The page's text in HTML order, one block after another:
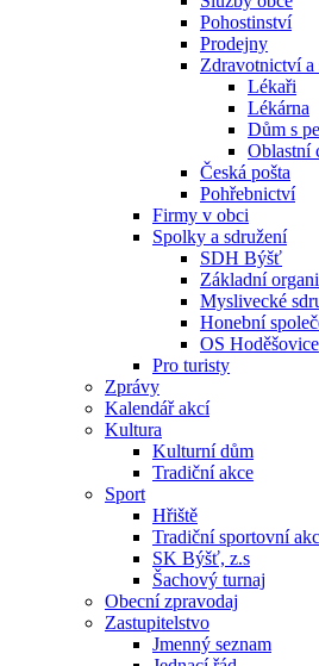
Pohostinství
Prodejny
Zdravotnictví
Lékaři
Lékárna
Dům s
Oblastní
Česká pošta
Pohřebnictví
Firmy v obci
Spolky a sdružení
SDH Býšť
Základní
Myslivecké
Honební
OS Hoděšovice
Pro turisty
Zprávy
Kalendář akcí
Kultura
Kulturní dům
Tradiční akce
Sport
Hřiště
Tradiční sportovní
SK Býšť, z.s
Šachový turnaj
Obecní zpravodaj
Zastupitelstvo
Jmenný seznam